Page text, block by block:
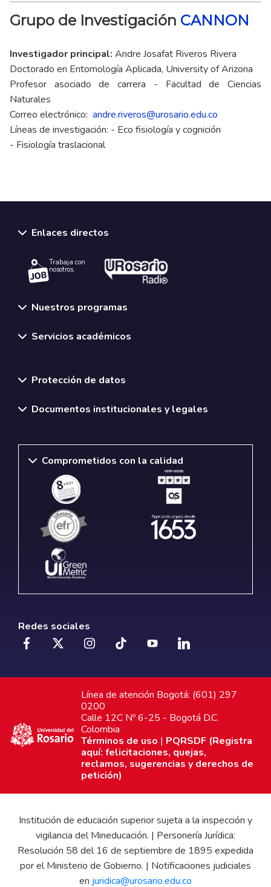
Grupo de Investigación CANNON
Investigador principal: Andre Josafat Riveros Rivera
Doctorado en Entomología Aplicada, University of Arizona
Profesor asociado de carrera - Facultad de Ciencias
Naturales
Correo electrónico: andre.riveros@urosario.edu.co
Líneas de investigación: - Eco fisiología y cognición
- Fisiología traslacional
Enlaces directos
Trabaja con
nosotros.
Nuestros programas
Servicios académicos
Protección de datos
Documentos institucionales y legales
Comprometidos con la calidad
Redes sociales
Línea de atención Bogotá: (601) 297
0200
Calle 12C Nº 6-25 - Bogotá D.C.
Colombia
Términos de uso | PQRSDF (Registra
aquí: felicitaciones, quejas,
reclamos, sugerencias y derechos de
petición)
Institución de educación superior sujeta a la inspección y
vigilancia del Mineducación. | Personería Jurídica:
Resolución 58 del 16 de septiembre de 1895 expedida
por el Ministerio de Gobierno. | Notificaciones judiciales
en juridica@urosario.edu.co